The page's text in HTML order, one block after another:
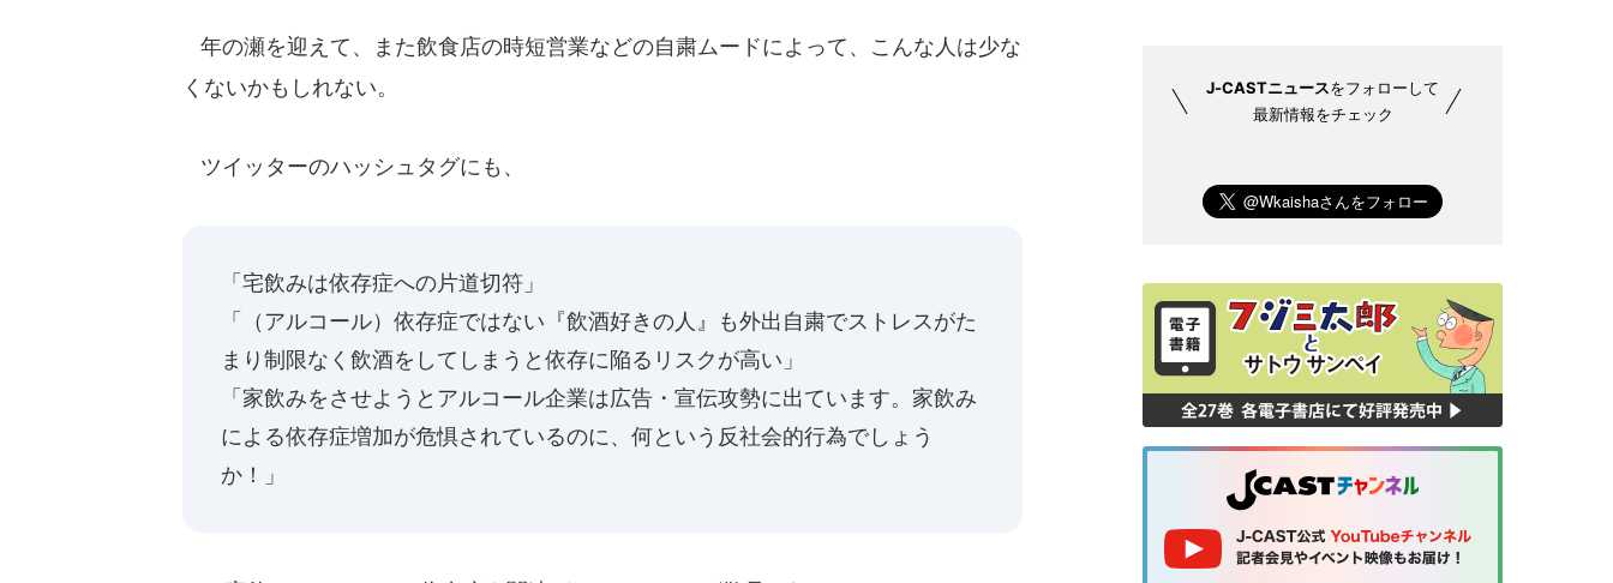
年の瀬を迎えて、また飲食店の時短営業などの自粛ムードによって、こんな人は少な
くないかもしれない。
ツイッターのハッシュタグにも、
「宅飲みは依存症への片道切符」
「（アルコール）依存症ではない『飲酒好きの人』も外出自粛でストレスがた
まり制限なく飲酒をしてしまうと依存に陥るリスクが高い」
「家飲みをさせようとアルコール企業は広告・宣伝攻勢に出ています。家飲み
による依存症増加が危惧されているのに、何という反社会的行為でしょう
か！」
J-CASTニュースをフォローして
最新情報をチェック